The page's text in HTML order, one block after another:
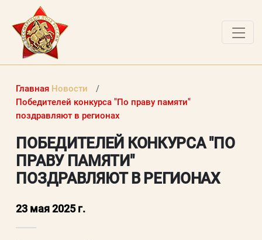
НОВОСТИ
ВОПРОСЫ
ВХОД В ЛК
Главная Новости
Победителей конкурса "По праву памяти"
поздравляют в регионах
ПОБЕДИТЕЛЕЙ КОНКУРСА "ПО
ПРАВУ ПАМЯТИ"
ПОЗДРАВЛЯЮТ В РЕГИОНАХ
23 мая 2025 г.